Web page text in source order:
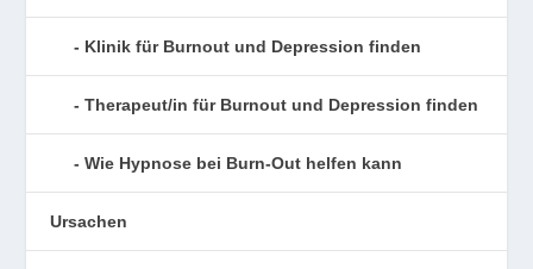
Klinik für Burnout und Depression finden
Therapeut/in für Burnout und Depression finden
Wie Hypnose bei Burn-Out helfen kann
Ursachen